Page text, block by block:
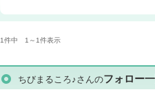
1件中 1～1件表示
ちびまるころ♪さんのフォロー